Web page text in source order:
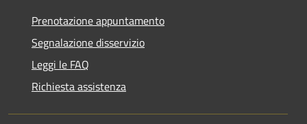
Prenotazione appuntamento
Segnalazione disservizio
Leggi le FAQ
Richiesta assistenza